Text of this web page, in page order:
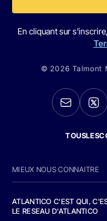
En cliquant sur
© 2026 Talmont
MIEUX NOUS CONNAITRE
ATLANTICO C'EST QUI,
LE RESEAU D'ATLANTICO